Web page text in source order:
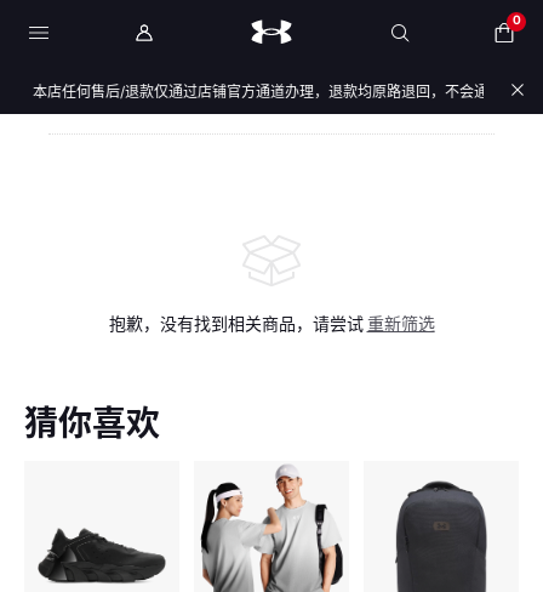
0
本店任何售后/退款仅通过店铺官方通道办理，退款均原路退回，不会通过链
抱歉，没有找到相关商品，请尝试 重新筛选
猜你喜欢